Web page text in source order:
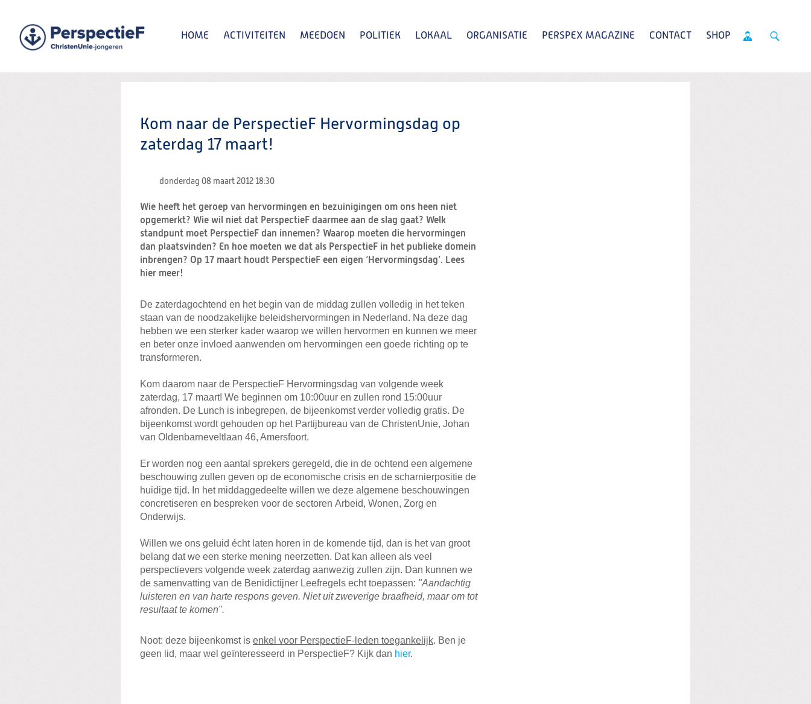
Spring
naar
HOME ACTIVITEITEN MEEDOEN POLITIEK LOKAAL ORGANISATIE PERSPEX MAGAZINE CONTACT SHOP
Kom naar de PerspectieF Hervormingsdag op
zaterdag 17 maart!
donderdag 08 maart 2012 18:30
Wie heeft het geroep van hervormingen en bezuinigingen om ons heen niet
opgemerkt? Wie wil niet dat PerspectieF daarmee aan de slag gaat? Welk
standpunt moet PerspectieF dan innemen? Waarop moeten die hervormingen
dan plaatsvinden? En hoe moeten we dat als PerspectieF in het publieke domein
inbrengen? Op 17 maart houdt PerspectieF een eigen ‘Hervormingsdag’. Lees
hier meer!
De zaterdagochtend en het begin van de middag zullen volledig in het teken
staan van de noodzakelijke beleidshervormingen in Nederland. Na deze dag
hebben we een sterker kader waarop we willen hervormen en kunnen we meer
en beter onze invloed aanwenden om hervormingen een goede richting op te
transformeren.
Kom daarom naar de PerspectieF Hervormingsdag van volgende week
zaterdag, 17 maart! We beginnen om 10:00uur en zullen rond 15:00uur
afronden. De Lunch is inbegrepen, de bijeenkomst verder volledig gratis. De
bijeenkomst wordt gehouden op het Partijbureau van de ChristenUnie, Johan
van Oldenbarneveltlaan 46, Amersfoort.
Er worden nog een aantal sprekers geregeld, die in de ochtend een algemene
beschouwing zullen geven op de economische crisis en de scharnierpositie de
huidige tijd. In het middaggedeelte willen we deze algemene beschouwingen
concretiseren en bespreken voor de sectoren Arbeid, Wonen, Zorg en
Onderwijs.
Willen we ons geluid écht laten horen in de komende tijd, dan is het van groot
belang dat we een sterke mening neerzetten. Dat kan alleen als veel
perspectievers volgende week zaterdag aanwezig zullen zijn. Dan kunnen we
de samenvatting van de Benidictijner Leefregels echt toepassen: "Aandachtig
luisteren en van harte respons geven. Niet uit zweverige braafheid, maar om tot
resultaat te komen".
Noot: deze bijeenkomst is enkel voor PerspectieF-leden toegankelijk. Ben je
geen lid, maar wel geïnteresseerd in PerspectieF? Kijk dan hier.